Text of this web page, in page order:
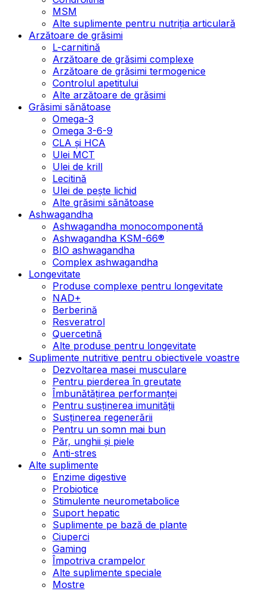
MSM
Alte suplimente pentru nutriția articulară
Arzătoare de grăsimi
L-carnitină
Arzătoare de grăsimi complexe
Arzătoare de grăsimi termogenice
Controlul apetitului
Alte arzătoare de grăsimi
Grăsimi sănătoase
Omega-3
Omega 3-6-9
CLA şi HCA
Ulei MCT
Ulei de krill
Lecitină
Ulei de pește lichid
Alte grăsimi sănătoase
Ashwagandha
Ashwagandha monocomponentă
Ashwagandha KSM-66®
BIO ashwagandha
Complex ashwagandha
Longevitate
Produse complexe pentru longevitate
NAD+
Berberină
Resveratrol
Quercetină
Alte produse pentru longevitate
Suplimente nutritive pentru obiectivele voastre
Dezvoltarea masei musculare
Pentru pierderea în greutate
Îmbunătățirea performanței
Pentru susținerea imunității
Susținerea regenerării
Pentru un somn mai bun
Păr, unghii și piele
Anti-stres
Alte suplimente
Enzime digestive
Probiotice
Stimulente neurometabolice
Suport hepatic
Suplimente pe bază de plante
Ciuperci
Gaming
Împotriva crampelor
Alte suplimente speciale
Mostre